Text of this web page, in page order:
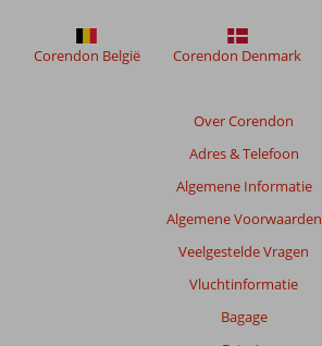
Over Corendon
Adres & Telefoon
Algemene Informatie
Algemene Voorwaarden
Veelgestelde Vragen
Vluchtinformatie
Bagage
Corendon België Corendon Denmark